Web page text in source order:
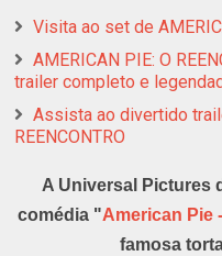
Visita ao set de
AMERICAN PIE: O
trailer completo e
Assista ao divertido
REENCONTRO
A Universal Pictures
comédia "American Pie
famosa